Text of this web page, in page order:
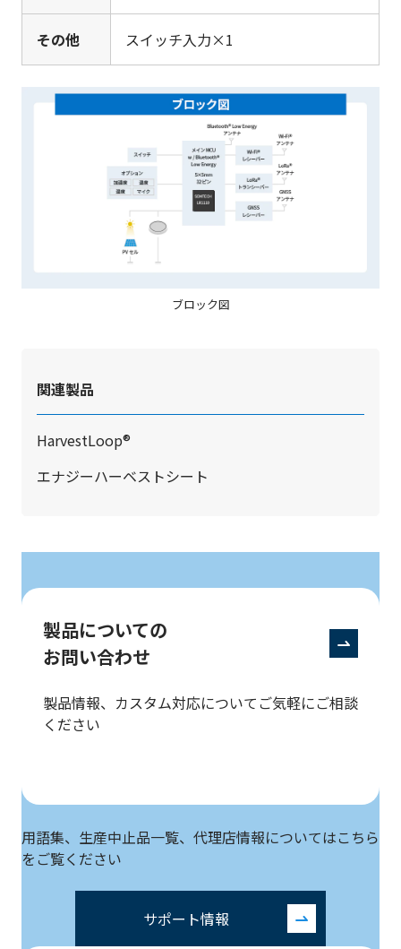
その他 スイッチ入力×1
ブロック図
関連製品
HarvestLoop®
エナジーハーベストシート
製品についての
お問い合わせ
製品情報、カスタム対応についてご気軽にご相談
ください
用語集、生産中止品一覧、代理店情報についてはこちら
をご覧ください
サポート情報